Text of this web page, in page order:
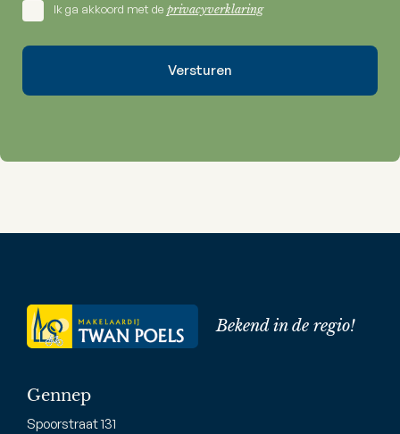
Ik ga akkoord met de privacyverklaring
Bekend in de regio!
Gennep
Spoorstraat 131